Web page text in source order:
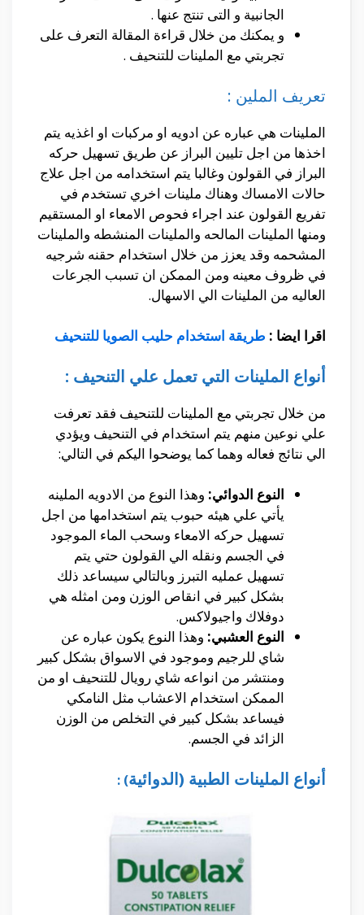
الجانبية و التى تنتج عنها .
و يمكنك من خلال قراءة المقالة التعرف على
تجربتي مع الملينات للتنحيف .
تعريف الملين :
الملينات هي عباره عن ادويه او مركبات او اغذيه يتم
اخذها من اجل تليين البراز عن طريق تسهيل حركه
البراز في القولون وغالبا يتم استخدامه من اجل علاج
حالات الامساك وهناك ملينات اخري تستخدم في
تفريع القولون عند اجراء فحوص الامعاء او المستقيم
ومنها الملينات المالحه والملينات المنشطه والملينات
المشحمه وقد يعزز من خلال استخدام حقنه شرجيه
في ظروف معينه ومن الممكن ان تسبب الجرعات
العاليه من الملينات الي الاسهال.
اقرا ايضا : طريقة استخدام حليب الصويا للتنحيف
أنواع الملينات التي تعمل علي التنحيف :
من خلال تجربتي مع الملينات للتنحيف فقد تعرفت
علي نوعين منهم يتم استخدام في التنحيف ويؤدي
الي نتائج فعاله وهما كما يوضحوا اليكم في التالي:
النوع الدوائي: وهذا النوع من الادويه الملينه
يأتي علي هيئه حبوب يتم استخدامها من اجل
تسهيل حركه الامعاء وسحب الماء الموجود
في الجسم ونقله الي القولون حتي يتم
تسهيل عمليه التبرز وبالتالي سيساعد ذلك
بشكل كبير في انقاص الوزن ومن امثله هي
دوفلاك واجيولاكس.
النوع العشبي: وهذا النوع يكون عباره عن
شاي للرجيم وموجود في الاسواق بشكل كبير
ومنتشر من انواعه شاي رويال للتنحيف او من
الممكن استخدام الاعشاب مثل النامكي
فيساعد بشكل كبير في التخلص من الوزن
الزائد في الجسم.
أنواع الملينات الطبية (الدوائية) :